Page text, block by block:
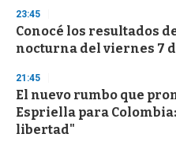
s
e
c
o
d
s
23:45
Conocé los resultados
nocturna del viernes 7
21:45
El nuevo rumbo que
Espriella para
libertad"